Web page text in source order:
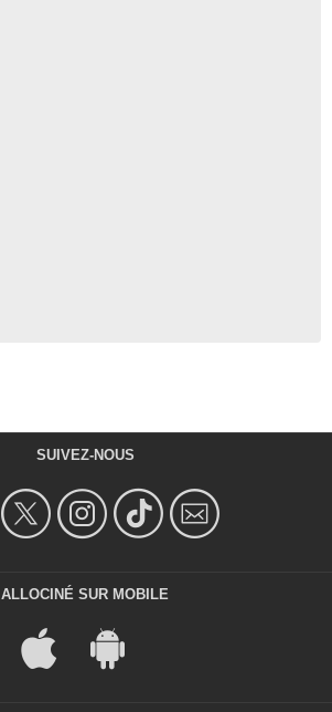
SUIVEZ-NOUS
ALLOCINÉ SUR MOBILE